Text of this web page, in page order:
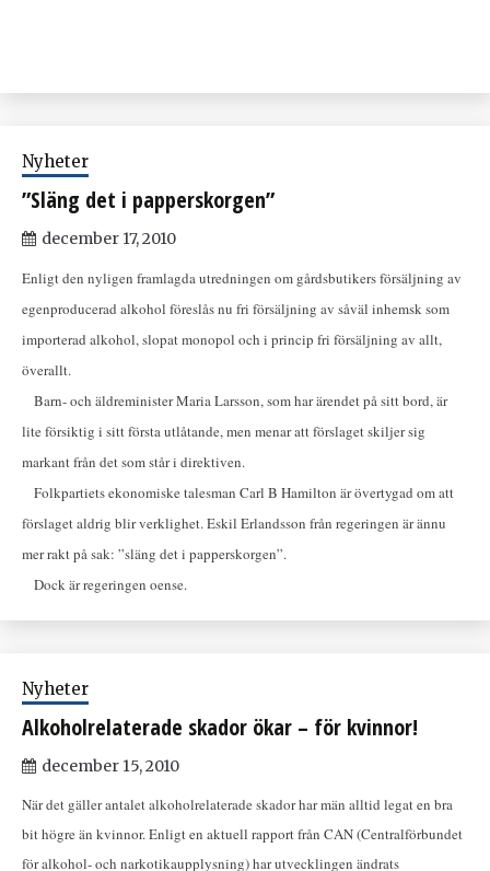
Nyheter
”Släng det i papperskorgen”
december 17, 2010
Enligt den nyligen framlagda utredningen om gårdsbutikers försäljning av
egenproducerad alkohol föreslås nu fri försäljning av såväl inhemsk som
importerad alkohol, slopat monopol och i princip fri försäljning av allt,
överallt.
Barn- och äldreminister Maria Larsson, som har ärendet på sitt bord, är
lite försiktig i sitt första utlåtande, men menar att förslaget skiljer sig
markant från det som står i direktiven.
Folkpartiets ekonomiske talesman Carl B Hamilton är övertygad om att
förslaget aldrig blir verklighet. Eskil Erlandsson från regeringen är ännu
mer rakt på sak: ”släng det i papperskorgen”.
Dock är regeringen oense.
Nyheter
Alkoholrelaterade skador ökar – för kvinnor!
december 15, 2010
När det gäller antalet alkoholrelaterade skador har män alltid legat en bra
bit högre än kvinnor. Enligt en aktuell rapport från CAN (Centralförbundet
för alkohol- och narkotikaupplysning) har utvecklingen ändrats